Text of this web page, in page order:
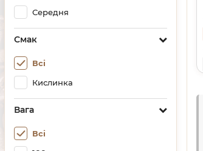
Середня
Смак
Всі
Кислинка
Вага
Всі